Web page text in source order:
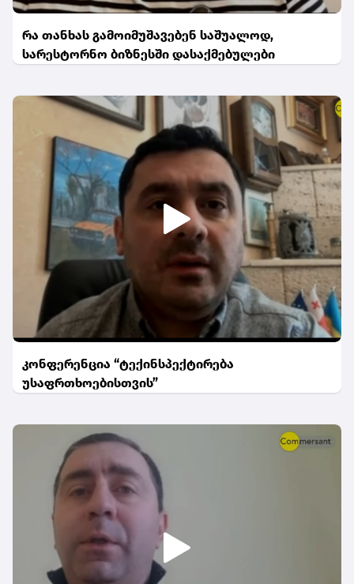
რა თანხას გამოიმუშავებენ საშუალოდ,
სარესტორნო ბიზნესში დასაქმებულები
კონფერენცია “ტექინსპექტირება
უსაფრთხოებისთვის”